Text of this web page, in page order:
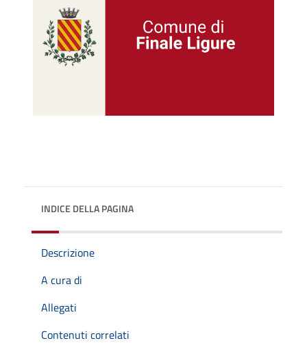
INDICE DELLA PAGINA
Descrizione
A cura di
Allegati
Contenuti correlati